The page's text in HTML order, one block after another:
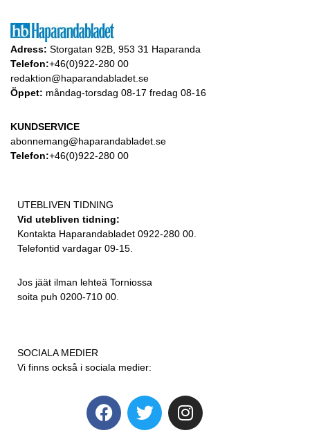
Adress: Storgatan 92B, 953 31 Haparanda
Telefon:+46(0)922-280 00
redaktion@haparandabladet.se
Öppet: måndag-torsdag 08-17 fredag 08-16
KUNDSERVICE
abonnemang@haparandabladet.se
Telefon:+46(0)922-280 00
UTEBLIVEN TIDNING
Vid utebliven tidning:
Kontakta Haparandabladet 0922-280 00.
Telefontid vardagar 09-15.
Jos jäät ilman lehteä Torniossa
soita puh 0200-710 00.
SOCIALA MEDIER
Vi finns också i sociala medier: